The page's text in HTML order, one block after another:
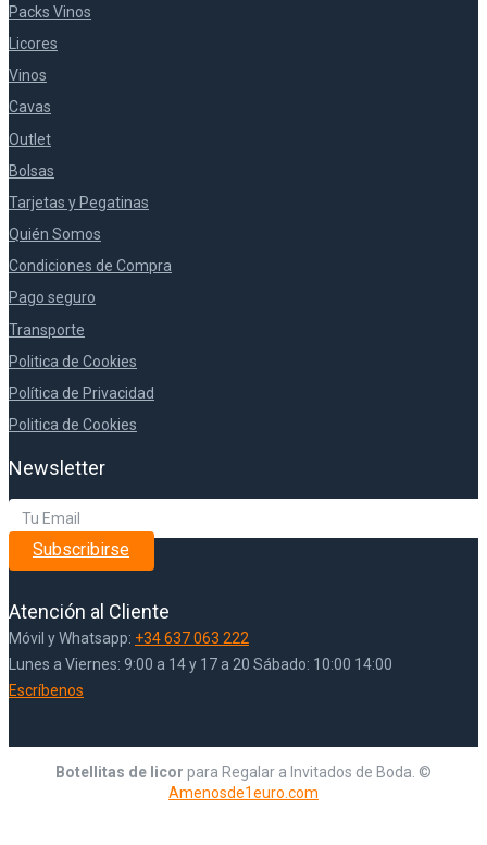
Packs Vinos
Licores
Vinos
Cavas
Outlet
Bolsas
Tarjetas y Pegatinas
Quién Somos
Condiciones de Compra
Pago seguro
Transporte
Politica de Cookies
Política de Privacidad
Politica de Cookies
Newsletter
Subscribirse
Atención al Cliente
Móvil y Whatsapp: +34 637 063 222
Lunes a Viernes: 9:00 a 14 y 17 a 20 Sábado: 10:00 14:00
Escríbenos
Botellitas de licor para Regalar a Invitados de Boda. ©
Amenosde1euro.com